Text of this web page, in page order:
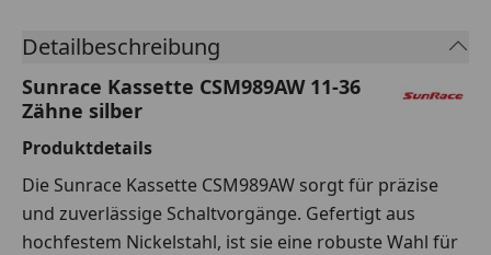
Detailbeschreibung
Sunrace Kassette CSM989AW 11-36
Zähne silber
Produktdetails
Die Sunrace Kassette CSM989AW sorgt für präzise
und zuverlässige Schaltvorgänge. Gefertigt aus
hochfestem Nickelstahl, ist sie eine robuste Wahl für